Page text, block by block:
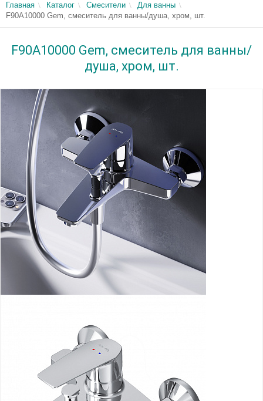
Главная Каталог Смесители
Для ванны
F90A10000 Gem, смеситель для ванны/душа, хром, шт.
F90A10000 Gem, смеситель для ванны/
душа, хром, шт.